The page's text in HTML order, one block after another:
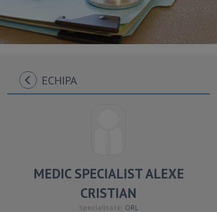
ECHIPA
MEDIC SPECIALIST ALEXE
CRISTIAN
ORL